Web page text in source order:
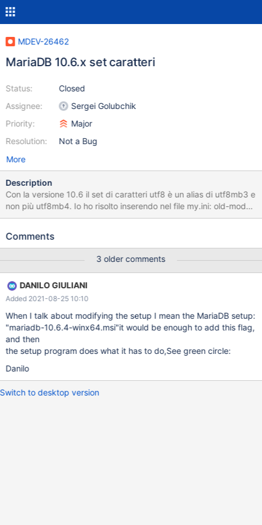
MDEV-26462
MariaDB 10.6.x set caratteri
Status:
Assignee:
Priority:
Resolution:
Closed
Sergei Golubchik
Major
Not a Bug
More
Description
Con la versione 10.6 il set di caratteri utf8 è un alias di utf8mb3 e
non più utf8mb4. Io ho risolto inserendo nel file my.ini: old-mode=
character-set-server=utf8mb4 poi nelle mie applicazioni in C#
character_set_results=utf8mb4" Così ho risolto, ma chiedo: 1.
init-connect='SET character_set_results=utf8mb4;' che se ho
capito bene dovrebbe essere eseguita ad ogni connessione, ma
così non è. 2. è possibile che tutto questo possa essere deciso in
fase di setup, magari con un flag del tipo: "forza l'uso di utf8mb4
come character set di default" Spero di essermi spiegato bene.
Grazie With version 10.6 the utf8 character set is an alias of
utf8mb3 and no longer utf8mb4. I solved it by inserting in the
my.ini file: old-mode = character-set-server = utf8mb4 then in
my applications in C # after the connection I execute the query:
Comments
3 older comments
DANILO GIULIANI
Added 2021-08-25 10:10
When I talk about modifying the setup I mean the MariaDB setup:
"mariadb-10.6.4-winx64.msi"it would be enough to add this flag,
and then
the setup program does what it has to do,See green circle:
Danilo
Switch to desktop version